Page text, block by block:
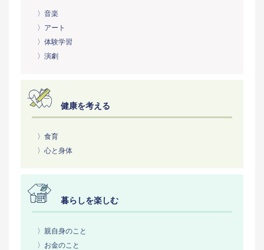
〉音楽
〉アート
〉体験学習
〉演劇
健康を考える
〉食育
〉心と身体
暮らしを楽しむ
〉親自身のこと
〉お金のこと